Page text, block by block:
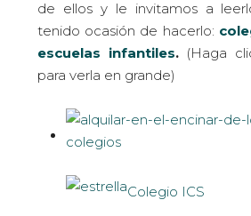
de ellos y le invitamos a
tenido ocasión de hacerlo:
escuelas infantiles.(Haga
para verla en grande)
Colegio ICS